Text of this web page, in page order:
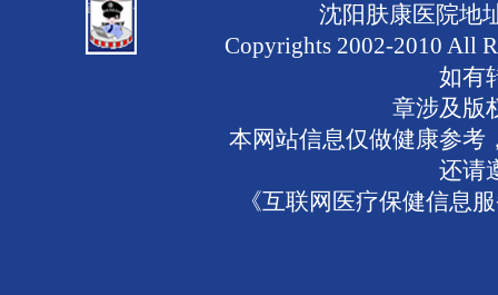
沈阳肤康医院地
Copyrights 2002-2010 All
如有
章涉及版
本网站信息仅做健康参考
还请
《互联网医疗保健信息